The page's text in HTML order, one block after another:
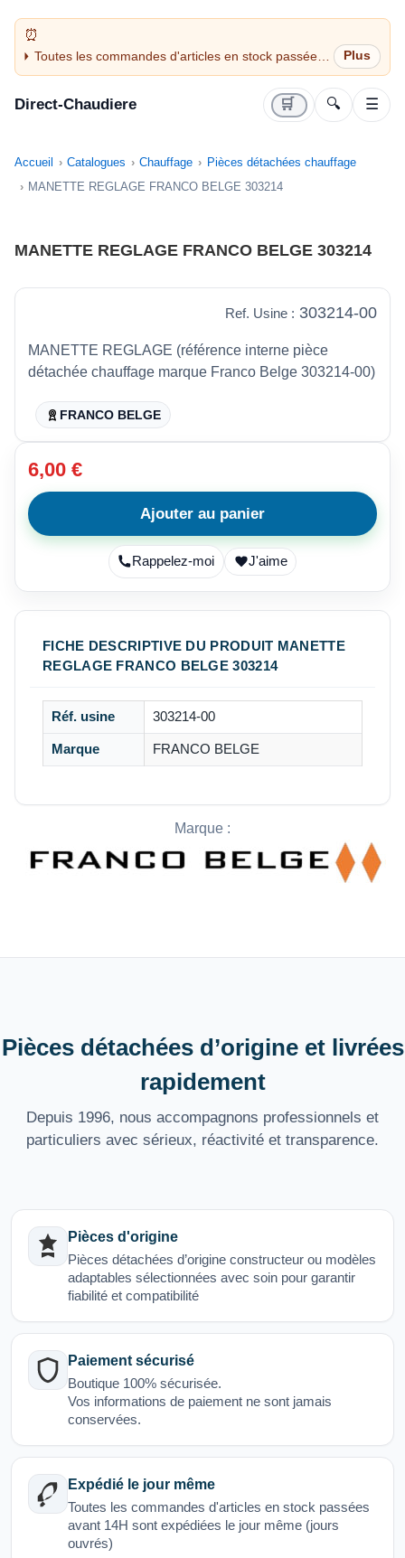
Toutes les commandes d'articles en stock passées
avant 14H sont expédiées le jour même (jours
Direct-Chaudiere 🛒 🔍 ☰
Accueil Catalogues Chauffage
Pièces détachées chauffage
MANETTE REGLAGE FRANCO BELGE 303214
MANETTE REGLAGE FRANCO BELGE 303214
Ref. Usine : 303214-00
MANETTE REGLAGE (référence interne pièce
détachée chauffage marque Franco Belge 303214-00)
FRANCO BELGE
6,00 €
Ajouter au panier
Rappelez-moi J'aime
FICHE DESCRIPTIVE DU PRODUIT MANETTE
REGLAGE FRANCO BELGE 303214
Réf. usine 303214-00
Marque FRANCO BELGE
Marque :
Pièces détachées d’origine et livrées
rapidement
Depuis 1996, nous accompagnons professionnels et
particuliers avec sérieux, réactivité et transparence.
Pièces d'origine
Pièces détachées d’origine constructeur ou modèles
adaptables sélectionnées avec soin pour garantir
fiabilité et compatibilité
Paiement sécurisé
Boutique 100% sécurisée.
Vos informations de paiement ne sont jamais
conservées.
Expédié le jour même
Toutes les commandes d'articles en stock passées
avant 14H sont expédiées le jour même (jours
ouvrés)